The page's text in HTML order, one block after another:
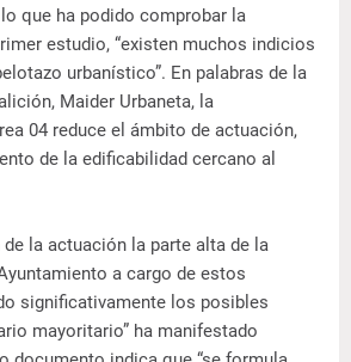
que ha podido comprobar la
estudio, “existen muchos indicios
urbanístico”. En palabras de la
Maider Urbaneta, la
04 reduce el ámbito de actuación,
de la edificabilidad cercano al
de la actuación la parte alta de la
a cargo de estos
significativamente los posibles
mayoritario” ha manifestado